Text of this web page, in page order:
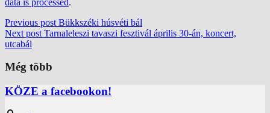
Previous post Bükkszéki húsvéti bál
Next post Tarnaleleszi tavaszi fesztivál április 30-án, koncert,
utcabál
Még több
KÖZE a facebookon!